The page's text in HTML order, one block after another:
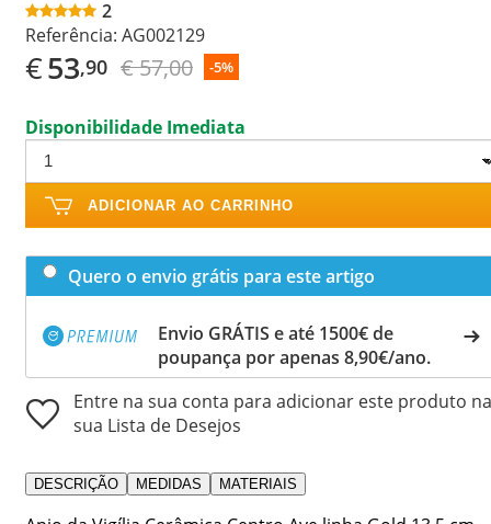
2
Referência: AG002129
€53,90 € 57,00 -5%
Disponibilidade Imediata
ADICIONAR AO CARRINHO
Quero o envio grátis para este artigo
Envio GRÁTIS e até 1500€ de
poupança por apenas 8,90€/ano.
Entre na sua conta para adicionar este produto na
sua Lista de Desejos
DESCRIÇÃO MEDIDAS MATERIAIS